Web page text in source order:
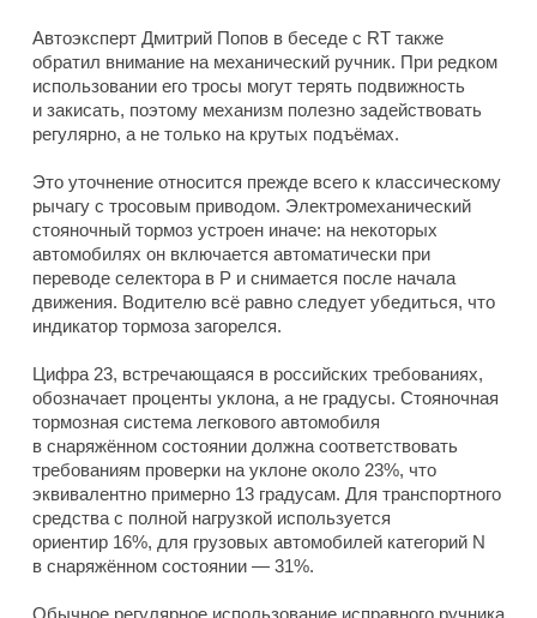
Автоэксперт Дмитрий Попов в беседе с RT также
обратил внимание на механический ручник. При редком
использовании его тросы могут терять подвижность
и закисать, поэтому механизм полезно задействовать
регулярно, а не только на крутых подъёмах.
Это уточнение относится прежде всего к классическому
рычагу с тросовым приводом. Электромеханический
стояночный тормоз устроен иначе: на некоторых
автомобилях он включается автоматически при
переводе селектора в P и снимается после начала
движения. Водителю всё равно следует убедиться, что
индикатор тормоза загорелся.
Цифра 23, встречающаяся в российских требованиях,
обозначает проценты уклона, а не градусы. Стояночная
тормозная система легкового автомобиля
в снаряжённом состоянии должна соответствовать
требованиям проверки на уклоне около 23%, что
эквивалентно примерно 13 градусам. Для транспортного
средства с полной нагрузкой используется
ориентир 16%, для грузовых автомобилей категорий N
в снаряжённом состоянии — 31%.
Обычное регулярное использование исправного ручника